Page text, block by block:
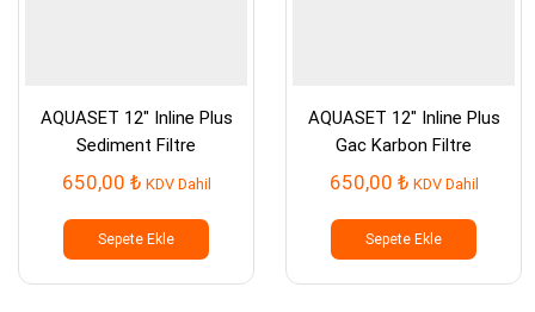
AQUASET 12″ Inline Plus
Sediment Filtre
650,00 ₺ KDV Dahil
Sepete Ekle
AQUASET 12″ Inline Plus
Gac Karbon Filtre
650,00 ₺ KDV Dahil
Sepete Ekle